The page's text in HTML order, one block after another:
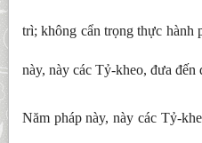
trì; không cẩn trọng thực hành
này, này các Tỷ-kheo, đưa đến
Năm pháp này, này các Tỷ-